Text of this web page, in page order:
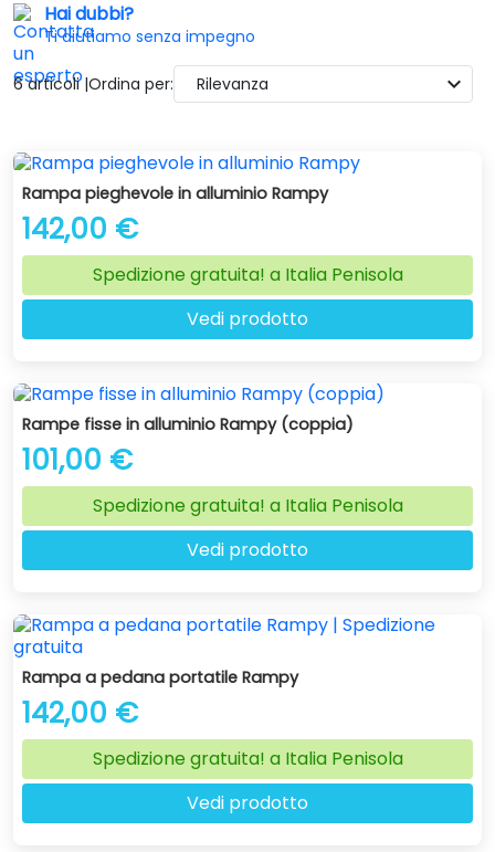
Lerampe in alluminioper disabili sono estremamente
funzionali e utili a schivare o superare gli ostacoli che si
trovano lungo il cammino, entrare in auto, spostarsi per
strada ecc... Ovviamente, nella scelta del prodotto, bisogna
l'utente.
Hai dubbi?
Ti aiutiamo senza impegno
6 articoli |Ordina per: Rilevanza expand_more
Rampa pieghevole in alluminio Rampy
142,00 €
Spedizione gratuita! a Italia Penisola
Vedi prodotto
Rampe fisse in alluminio Rampy (coppia)
101,00 €
Spedizione gratuita! a Italia Penisola
Vedi prodotto
Rampa a pedana portatile Rampy
142,00 €
Spedizione gratuita! a Italia Penisola
Vedi prodotto